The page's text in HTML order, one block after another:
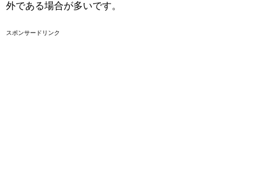
外である場合が多いです。
スポンサードリンク